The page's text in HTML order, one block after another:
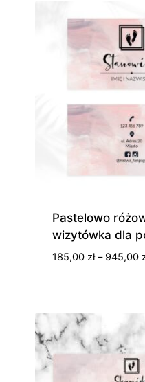
Pastelowo
wizytówka dla
185,00 zł – 945,00